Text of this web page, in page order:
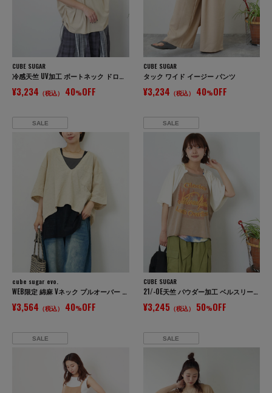
CUBE SUGAR
冷感天竺 UV加工 ボートネック ドロスト Tシャツ
¥3,234 （税込） 40%OFF
CUBE SUGAR
タック ワイド イージー パンツ
¥3,234 （税込） 40%OFF
SALE
cube sugar evo.
WEB限定 綿麻 Vネック プルオーバー シャツ
¥3,564 （税込） 40%OFF
SALE
CUBE SUGAR
21/-OE天竺 パウダー加工 ベルスリーブ Tシャツ
¥3,245（税込） 50%OFF
SALE SALE